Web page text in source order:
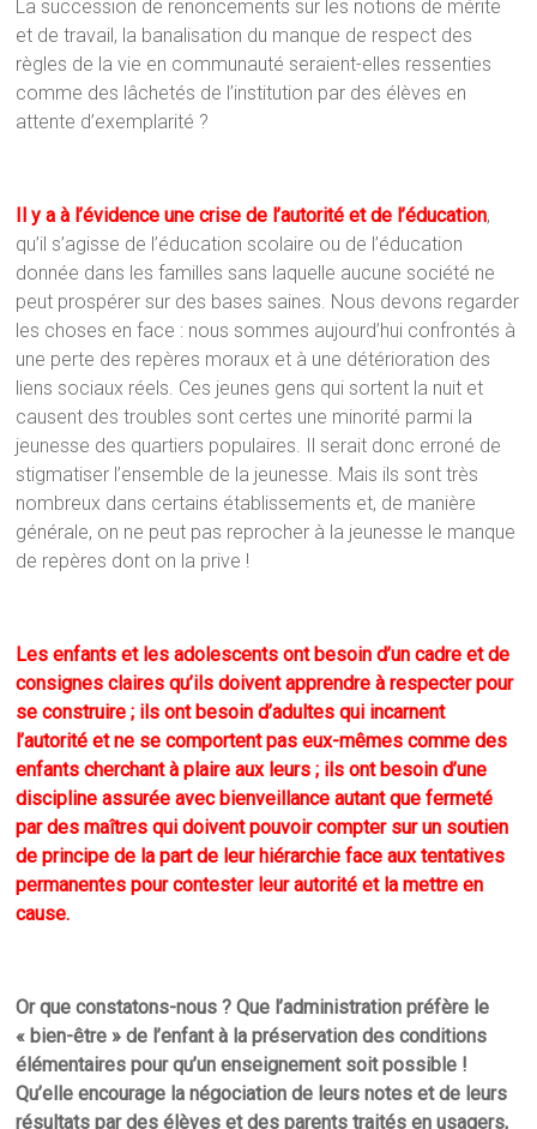
La succession de renoncements sur les notions de mérite
et de travail, la banalisation du manque de respect des
règles de la vie en communauté seraient-elles ressenties
comme des lâchetés de l’institution par des élèves en
attente d’exemplarité ?
Il y a à l’évidence une crise de l’autorité et de l’éducation,
qu’il s’agisse de l’éducation scolaire ou de l’éducation
donnée dans les familles sans laquelle aucune société ne
peut prospérer sur des bases saines. Nous devons regarder
les choses en face : nous sommes aujourd’hui confrontés à
une perte des repères moraux et à une détérioration des
liens sociaux réels. Ces jeunes gens qui sortent la nuit et
causent des troubles sont certes une minorité parmi la
jeunesse des quartiers populaires. Il serait donc erroné de
stigmatiser l’ensemble de la jeunesse. Mais ils sont très
nombreux dans certains établissements et, de manière
générale, on ne peut pas reprocher à la jeunesse le manque
de repères dont on la prive !
Les enfants et les adolescents ont besoin d’un cadre et de
consignes claires qu’ils doivent apprendre à respecter pour
se construire ; ils ont besoin d’adultes qui incarnent
l’autorité et ne se comportent pas eux-mêmes comme des
enfants cherchant à plaire aux leurs ; ils ont besoin d’une
discipline assurée avec bienveillance autant que fermeté
par des maîtres qui doivent pouvoir compter sur un soutien
de principe de la part de leur hiérarchie face aux tentatives
permanentes pour contester leur autorité et la mettre en
cause.
Or que constatons-nous ? Que l’administration préfère le
« bien-être » de l’enfant à la préservation des conditions
élémentaires pour qu’un enseignement soit possible !
Qu’elle encourage la négociation de leurs notes et de leurs
résultats par des élèves et des parents traités en usagers,